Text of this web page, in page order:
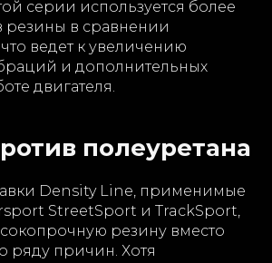
серии используется более
резины в сравнении
ведет к увеличению
и дополнительных
двигателя.
полеуретана
Density Line, применимые
StreetSport и TrackSport,
резину вместо
ряду причин. Хотя